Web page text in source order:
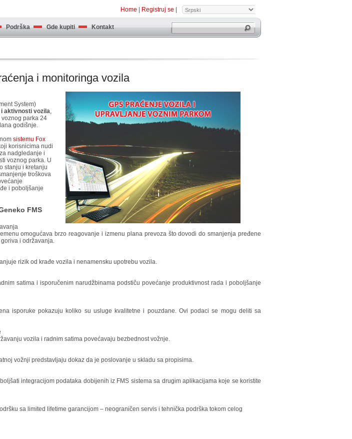
Home Registruj se
Podrška Gde kupiti Kontakt
i monitoringa vozila
System)
aktivnosti vozila,
parka 24
godišnje.
sistemu Fox
korisnicima nudi
nadgledanje i
voznog parka. U
stanju i kretanju
troškova
i poboljšanje
FMS
omogućava brzo reagovanje i izmenu plana prevoza što dovodi do smanjenja pređene
i održavanja.
rizik od krađe vozila i nenamensku upotrebu vozila.
satima i isporučenim narudžbinama podstiču povećanje produktivnost rada i poboljšanje
isporuke pokazuju koliko su usluge kvalitetne i pouzdane. Ovi podaci se mogu deliti sa
vozila i radnim satima povećavaju bezbednost vožnje.
vožnji predstavljaju dokaz da je poslovanje u skladu sa propisima.
integracijom podataka dobijenih iz FMS sistema sa drugim aplikacijama koje se koristite
sa limited lifetime garancijom – neograničen servis i tehnička podrška tokom celog